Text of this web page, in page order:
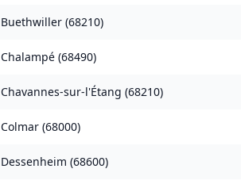
Buethwiller (68210)
Chalampé (68490)
Chavannes-sur-l'Étang (68210)
Colmar (68000)
Dessenheim (68600)